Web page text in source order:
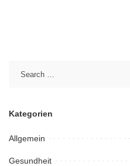
Kategorien
Allgemein
Gesundheit